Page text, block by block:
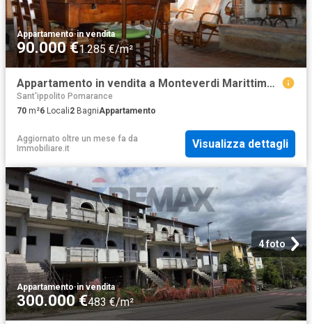
Appartamento·in vendita
90.000 €1.285 €/m²
Appartamento in vendita a Monteverdi Marittimo PI
Sant'ippolito Pomarance
70 m²6 Locali2 BagniAppartamento
Aggiornato oltre un mese fa da
Immobiliare.it
Visualizza dettagli
4 foto
Appartamento·in vendita
300.000 €483 €/m²